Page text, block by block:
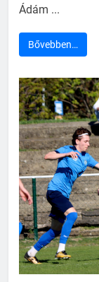
Ádám ...
Bővebben…